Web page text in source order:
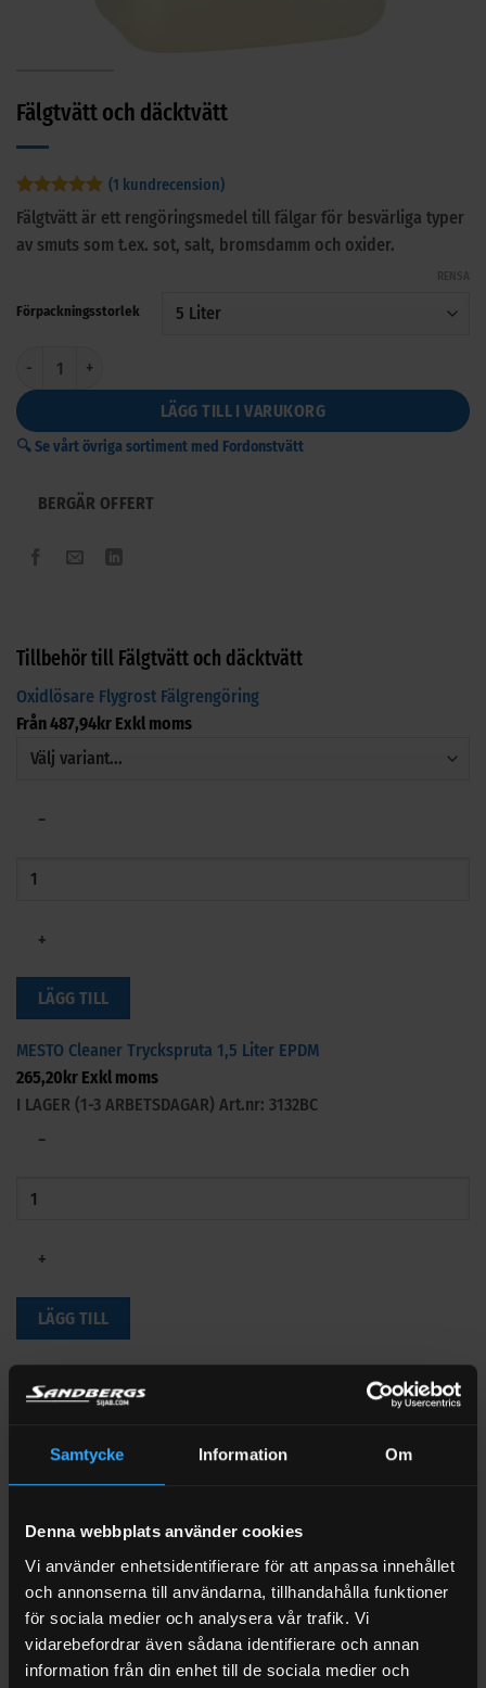
Samtycke Information Om
Denna webbplats använder cookies
Vi använder enhetsidentifierare för att anpassa innehållet
och annonserna till användarna, tillhandahålla funktioner
för sociala medier och analysera vår trafik. Vi
vidarebefordrar även sådana identifierare och annan
information från din enhet till de sociala medier och
Fälgtvätt och däcktvätt
Betygsatt
av 5
baserat på
1
(1 kundrecension)
Fälgtvätt är ett rengöringsmedel till fälgar för besvärliga typer
av smuts som t.ex. sot, salt, bromsdamm och oxider.
Förpackningsstorlek
LÄGG TILL I VARUKORG
🔍 Se vårt övriga sortiment med Fordonstvätt
BERGÄR OFFERT
Tillbehör till Fälgtvätt och däcktvätt
Oxidlösare Flygrost Fälgrengöring
Från487,94kr Exkl moms
−
+
LÄGG TILL
MESTO Cleaner Tryckspruta 1,5 Liter EPDM
265,20kr Exkl moms
I LAGER (1-3 ARBETSDAGAR) Art.nr: 3132BC
−
+
LÄGG TILL
VARUMÄRKE
Fälgtvätt och däcktvätt
Kraftfull alkalisk fälgrengöring för besvärliga typer av smuts
som t.ex. sot, salt, bromsdamm och oxider.